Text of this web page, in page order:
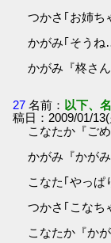
つかさ｢お姉ち
かがみ｢そうね
かがみ『柊さ
27 名前： 以下、
稿日：2009/01/
こなたか『ご
かがみ『かが
こなた｢やっぱ
つかさ｢こなち
こなたか『か